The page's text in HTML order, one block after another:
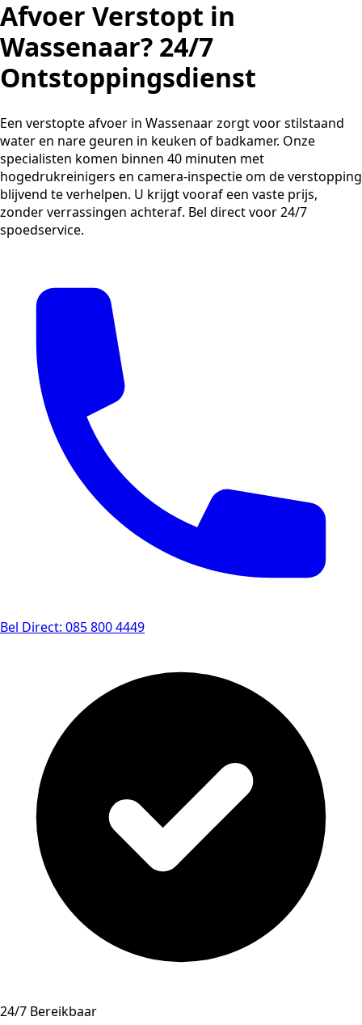
Afvoer Verstopt in
Wassenaar? 24/7
Ontstoppingsdienst
Een verstopte afvoer in Wassenaar zorgt voor stilstaand
water en nare geuren in keuken of badkamer. Onze
specialisten komen binnen 40 minuten met
hogedrukreinigers en camera-inspectie om de verstopping
blijvend te verhelpen. U krijgt vooraf een vaste prijs,
zonder verrassingen achteraf. Bel direct voor 24/7
spoedservice.
Bel Direct: 085 800 4449
24/7 Bereikbaar